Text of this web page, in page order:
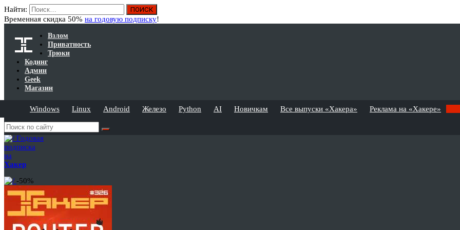
Найти:
Временная скидка 50% на годовую подписку!
Взлом
Приватность
Трюки
Кодинг
Админ
Geek
Магазин
Windows Linux Android Железо Python AI Новичкам Все выпуски «Хакера» Реклама на «Хакере»
Годовая
подписка
на
Хакер
-50%